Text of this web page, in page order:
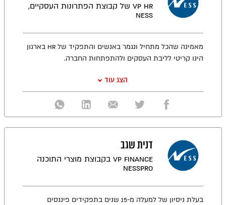
VP HR של קבוצת הפתרונות העסקיים,
NESS
מאמינה שהכל מתחיל ונגמר באנשים והתפקיד של HR בארגון
הינו קריטי לליבת העסקים ולהתפתחות החברה.
הצג עוד
דנית שגב
VP Finance בקבוצת מוצרי התוכנה
NessPRO
בעלת ניסיון של למעלה מ-15 שנים בתפקידים פיננסים